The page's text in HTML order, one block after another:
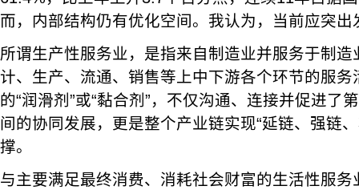
而，内部结构仍有优化空间。我认为，当前应突
所谓生产性服务业，是指来自制造业并服务于制
计、生产、流通、销售等上中下游各个环节的服
的“润滑剂”或“黏合剂”，不仅沟通、连接并促进了
间的协同发展，更是整个产业链实现“延链、强链
撑。
与主要满足最终消费、消耗社会财富的生活性服